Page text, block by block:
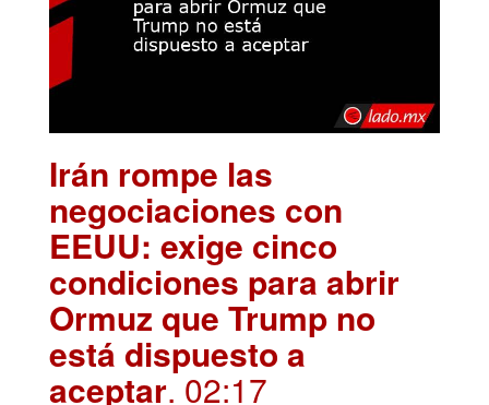
Irán rompe las
negociaciones con
EEUU: exige cinco
condiciones para abrir
Ormuz que Trump no
está dispuesto a
aceptar. 02:17